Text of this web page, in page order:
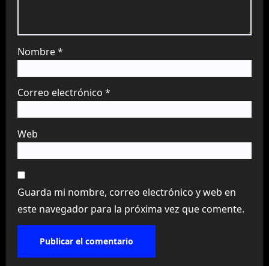
Nombre*
Correo electrónico *
Web
Guarda mi nombre, correo electrónico y web en
este navegador para la próxima vez que comente.